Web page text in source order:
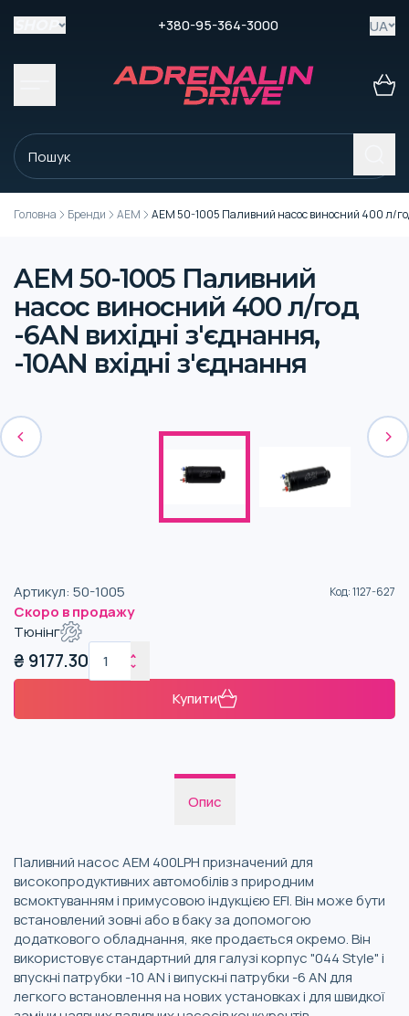
+380-95-364-3000 UA
Головна Бренди AEM AEM 50-1005 Паливний насос виносний 400 л/
AEM 50-1005 Паливний
насос виносний 400 л/год
-6AN вихідні з'єднання,
-10AN вхідні з'єднання
Артикул: 50-1005 Код:1127-627
Скоро в продажу
Тюнінг
₴ 9177.30
Купити
Опис
Паливний насос AEM 400LPH призначений для
високопродуктивних автомобілів з природним
всмоктуванням і примусовою індукцією EFI. Він може бути
встановлений зовні або в баку за допомогою
додаткового обладнання, яке продається окремо. Він
використовує стандартний для галузі корпус "044 Style" і
впускні патрубки -10 AN і випускні патрубки -6 AN для
легкого встановлення на нових установках і для швидкої